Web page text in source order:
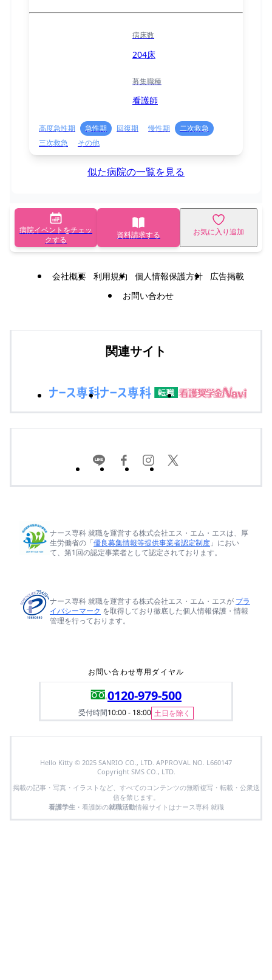
病床数
204床
募集職種
看護師
高度急性期 急性期 回復期 慢性期
二次救急
三次救急
その他
似た病院の一覧を見る
病院イベントをチェッ
クする
資料請求する お気に入り追加
会社概要 利用規約 個人情報保護方針
広告掲載
お問い合わせ
関連サイト
ナース専科 就職を運営する株式会社エス・エム・エスは、厚
生労働省の「優良募集情報等提供事業者認定制度 」におい
て、第1回の認定事業者として認定されております。
ナース専科 就職を運営する株式会社エス・エム・エスが プラ
イバシーマーク を取得しており徹底した個人情報保護・情報
管理を行っております。
お問い合わせ専用ダイヤル
0120-979-500
受付時間10:00 - 18:00 土日を除く
Hello Kitty © 2025 SANRIO CO., LTD. APPROVAL NO. L660147
Copyright SMS CO., LTD.
掲載の記事・写真・イラストなど、すべてのコンテンツの無断複写・転載・公衆送
信を禁じます。
看護学生 ・看護師の就職活動情報サイトはナース専科 就職